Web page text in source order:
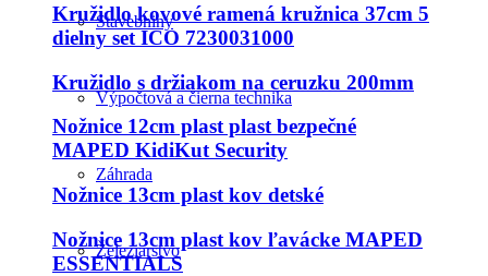
Stavebniny
Výpočtová a čierna technika
Záhrada
Železiarstvo
Kružidlo kovové ramená kružnica 37cm 5
dielny set ICO 7230031000
Kružidlo s držiakom na ceruzku 200mm
Nožnice 12cm plast plast bezpečné
MAPED KidiKut Security
Nožnice 13cm plast kov detské
Nožnice 13cm plast kov ľavácke MAPED
ESSENTIALS